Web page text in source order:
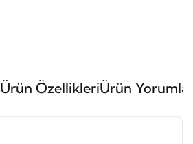
Ürün ÖzellikleriÜrün